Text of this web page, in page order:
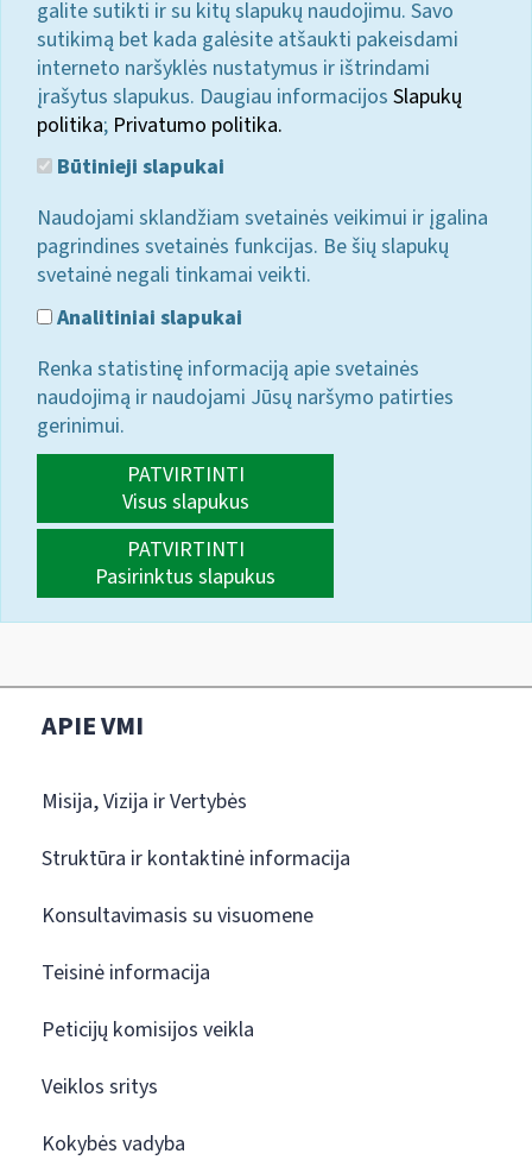
galite sutikti ir su kitų slapukų naudojimu. Savo
sutikimą bet kada galėsite atšaukti pakeisdami
interneto naršyklės nustatymus ir ištrindami
įrašytus slapukus. Daugiau informacijos Slapukų
politika; Privatumo politika.
Būtinieji slapukai
Naudojami sklandžiam svetainės veikimui ir įgalina
pagrindines svetainės funkcijas. Be šių slapukų
svetainė negali tinkamai veikti.
Analitiniai slapukai
Renka statistinę informaciją apie svetainės
naudojimą ir naudojami Jūsų naršymo patirties
gerinimui.
PATVIRTINTI
Visus slapukus
PATVIRTINTI
Pasirinktus slapukus
APIE VMI
Misija, Vizija ir Vertybės
Struktūra ir kontaktinė informacija
Konsultavimasis su visuomene
Teisinė informacija
Peticijų komisijos veikla
Veiklos sritys
Kokybės vadyba